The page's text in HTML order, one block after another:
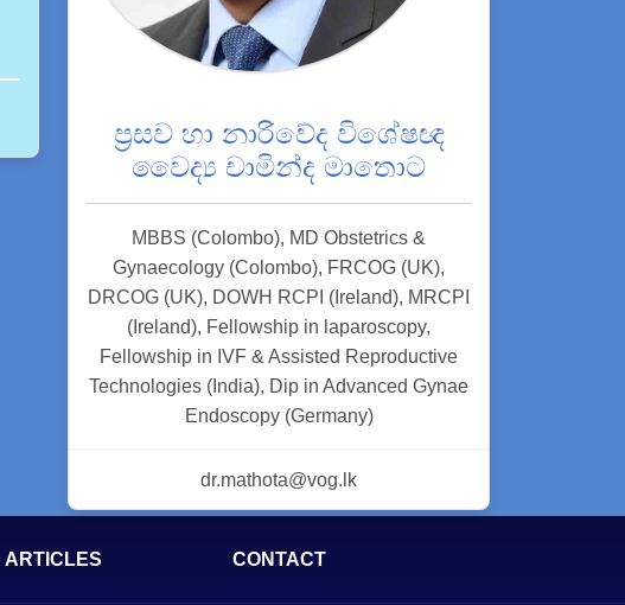
ප්‍රසව හා නාරිවේද විශේෂඥ
වෛද්‍ය චාමින්ද මාතොට
MBBS (Colombo), MD Obstetrics &
Gynaecology (Colombo), FRCOG (UK),
DRCOG (UK), DOWH RCPI (Ireland), MRCPI
(Ireland), Fellowship in laparoscopy,
Fellowship in IVF & Assisted Reproductive
Technologies (India), Dip in Advanced Gynae
Endoscopy (Germany)
dr.mathota@vog.lk
ARTICLES CONTACT